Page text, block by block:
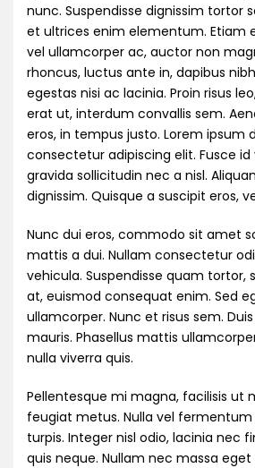
nunc. Suspendisse dignissim tortor
et ultrices enim elementum. Etiam
vel ullamcorper ac, auctor non
rhoncus, luctus ante in, dapibus
egestas nisi ac lacinia. Proin risus
erat ut, interdum convallis sem.
eros, in tempus justo. Lorem ipsum
consectetur adipiscing elit. Fusce id
gravida sollicitudin nec a nisl.
dignissim. Quisque a suscipit eros,
Nunc dui eros, commodo sit amet
mattis a dui. Nullam consectetur
vehicula. Suspendisse quam tortor,
at, euismod consequat enim. Sed
ullamcorper. Nunc et risus sem.
mauris. Phasellus mattis
nulla viverra quis.
Pellentesque mi magna, facilisis ut
feugiat metus. Nulla vel fermentum
turpis. Integer nisl odio, lacinia nec
quis neque. Nullam nec massa eget